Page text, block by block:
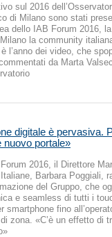
sul 2016
di Milano sono stati
dello IAB Forum 2016,
la community
l’anno dei video, che
da Marta
digitale è pervasiva.
nuovo portale»
2016, il Direttore
Barbara Poggiali,
del Gruppo, che
e seamless di tutti i
smartphone fino
zona. «C’è un effetto di